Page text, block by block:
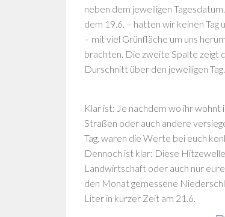
neben dem jeweiligen
dem 19.6. – hatten wir keinen Tag
– mit viel Grünfläche um uns
brachten. Die zweite Spalte zeigt
Durschnitt über den jeweiligen Tag.
Klar ist: Je nachdem wo ihr
Straßen oder auch andere
Tag, waren die Werte bei euch
Dennoch ist klar: Diese
Landwirtschaft oder auch nur
den Monat gemessene
Liter in kurzer Zeit am 21.6.